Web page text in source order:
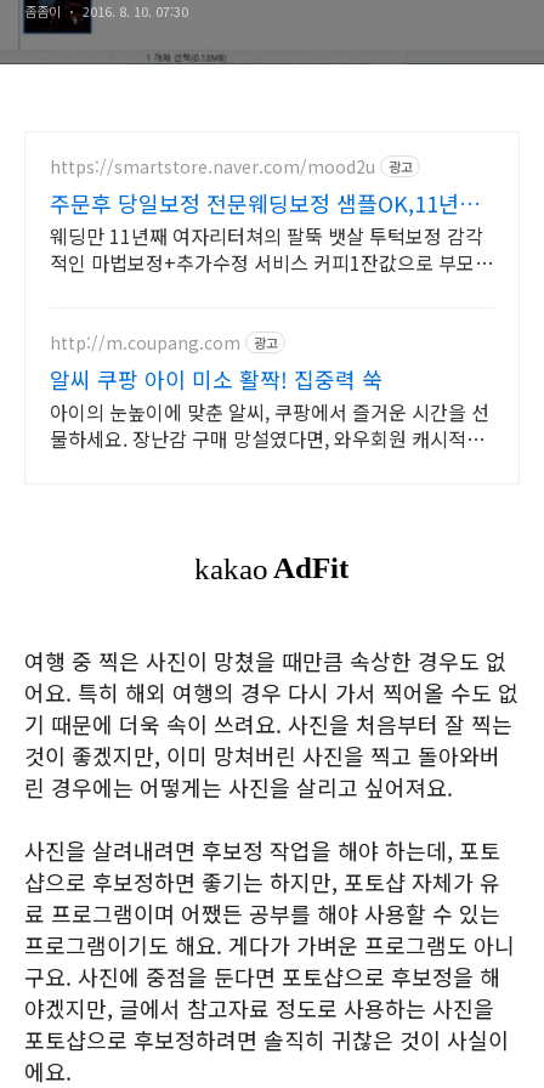
좀좀이 2016. 8. 10. 07:30
https://smartstore.naver.com/mood2u 광고
주문후 당일보정 전문웨딩보정 샘플OK,11년완
벽보정경력
웨딩만 11년째 여자리터쳐의 팔뚝 뱃살 투턱보정 감각
적인 마법보정+추가수정 서비스 커피1잔값으로 부모님
http://m.coupang.com 광고
알씨 쿠팡 아이 미소 활짝! 집중력 쑥
아이의 눈높이에 맞춘 알씨, 쿠팡에서 즐거운 시간을 선
물하세요. 장난감 구매 망설였다면, 와우회원 캐시적립
여행 중 찍은 사진이 망쳤을 때만큼 속상한 경우도 없
어요. 특히 해외 여행의 경우 다시 가서 찍어올 수도 없
기 때문에 더욱 속이 쓰려요. 사진을 처음부터 잘 찍는
것이 좋겠지만, 이미 망쳐버린 사진을 찍고 돌아와버
린 경우에는 어떻게는 사진을 살리고 싶어져요.
사진을 살려내려면 후보정 작업을 해야 하는데, 포토
샵으로 후보정하면 좋기는 하지만, 포토샵 자체가 유
료 프로그램이며 어쨌든 공부를 해야 사용할 수 있는
프로그램이기도 해요. 게다가 가벼운 프로그램도 아니
구요. 사진에 중점을 둔다면 포토샵으로 후보정을 해
야겠지만, 글에서 참고자료 정도로 사용하는 사진을
포토샵으로 후보정하려면 솔직히 귀찮은 것이 사실이
에요.